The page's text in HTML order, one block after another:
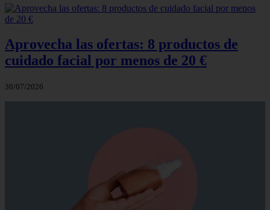
Aprovecha las ofertas: 8 productos de
cuidado facial por menos de 20 €
30/07/2026